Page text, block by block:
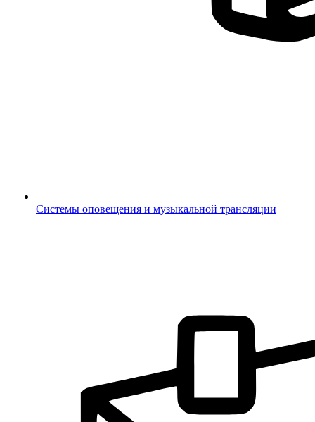
Системы оповещения и музыкальной трансляции